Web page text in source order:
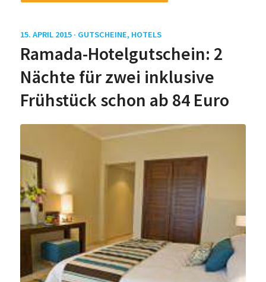
15. APRIL 2015 · GUTSCHEINE, HOTELS
Ramada-Hotelgutschein: 2
Nächte für zwei inklusive
Frühstück schon ab 84 Euro